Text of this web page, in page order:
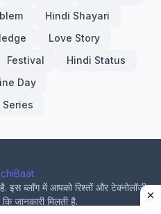
Hindi Shayari
Love Story
Festival
Hindi Status
Day
इस ब्लॉग में आपको रिश्तों और टेक्नोलॉजी
जानकारी मिलती है.